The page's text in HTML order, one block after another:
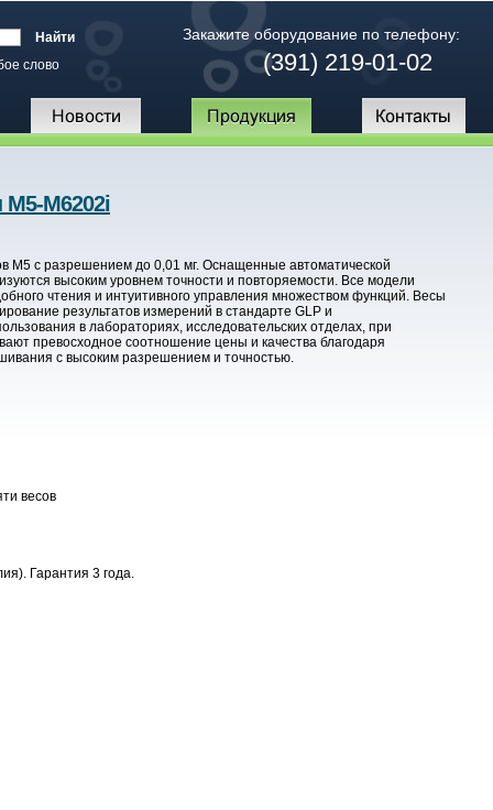
слово
Закажите оборудование по телефону:
(391) 219-01-02
M6202i
M5 с разрешением до 0,01 мг. Оснащенные автоматической
высоким уровнем точности и повторяемости. Все модели
чтения и интуитивного управления множеством функций. Весы
результатов измерений в стандарте GLP и
в лабораториях, исследовательских отделах, при
превосходное соотношение цены и качества благодаря
с высоким разрешением и точностью.
весов
Гарантия 3 года.